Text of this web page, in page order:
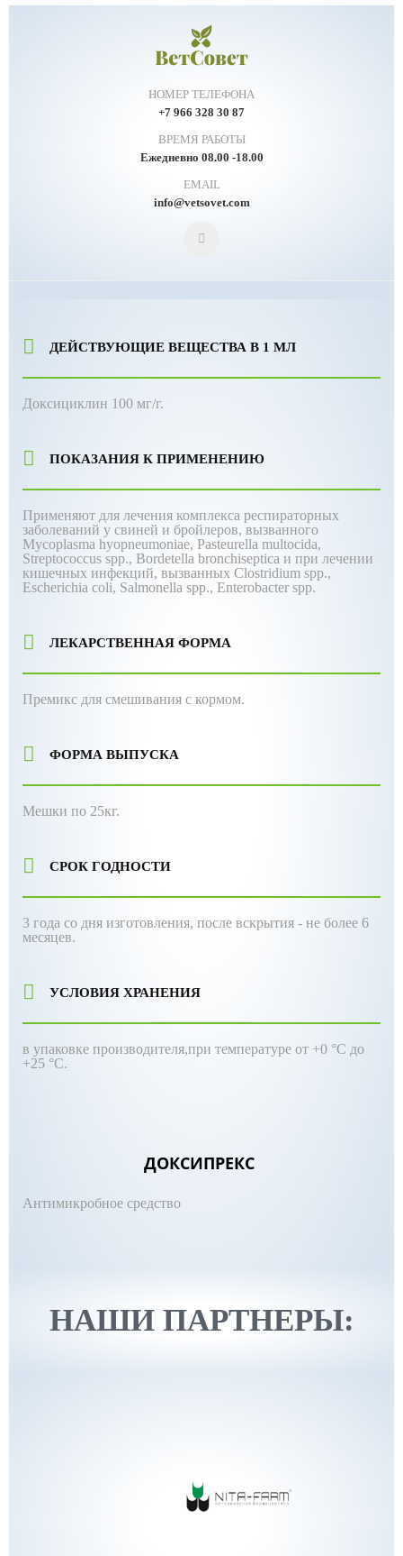
НОМЕР ТЕЛЕФОНА
+7 966 328 30 87
ВРЕМЯ РАБОТЫ
Ежедневно 08.00 -18.00
EMAIL
info@vetsovet.com
ДОКСИПРЕКС
Антимикробное средство
ДЕЙСТВУЮЩИЕ ВЕЩЕСТВА В 1 МЛ
Доксициклин 100 мг/г.
ПОКАЗАНИЯ К ПРИМЕНЕНИЮ
Применяют для лечения комплекса респираторных
заболеваний у свиней и бройлеров, вызванного
Mycoplasma hyopneumoniae, Pasteurella multocida,
Streptococcus spp., Bordetella bronchiseptica и при лечении
кишечных инфекций, вызванных Clostridium spp.,
Escherichia coli, Salmonella spp., Enterobacter spp.
ЛЕКАРСТВЕННАЯ ФОРМА
Премикс для смешивания с кормом.
ФОРМА ВЫПУСКА
Мешки по 25кг.
СРОК ГОДНОСТИ
3 года со дня изготовления, после вскрытия - не более 6
месяцев.
УСЛОВИЯ ХРАНЕНИЯ
в упаковке производителя,при температуре от +0 °С до
+25 °С.
НАШИ ПАРТНЕРЫ: